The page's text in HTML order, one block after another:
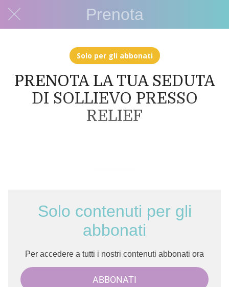
Prenota
Solo per gli abbonati
PRENOTA LA TUA SEDUTA
DI SOLLIEVO PRESSO
RELIEF
Solo contenuti per gli
abbonati
Per accedere a tutti i nostri contenuti abbonati ora
ABBONATI